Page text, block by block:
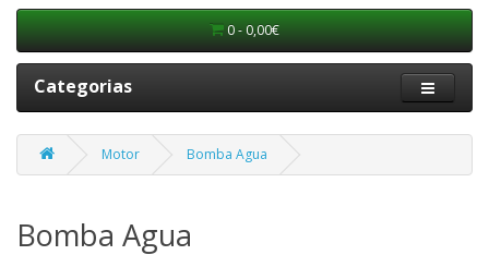
0 - 0,00€
Categorias
Motor Bomba Agua
Bomba Agua